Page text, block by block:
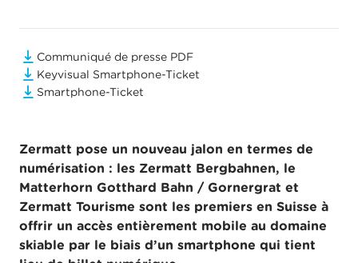
Communiqué de presse PDF
Keyvisual Smartphone-Ticket
Smartphone-Ticket
Zermatt pose un nouveau jalon en termes de
numérisation : les Zermatt Bergbahnen, le
Matterhorn Gotthard Bahn / Gornergrat et
Zermatt Tourisme sont les premiers en Suisse à
offrir un accès entièrement mobile au domaine
skiable par le biais d’un smartphone qui tient